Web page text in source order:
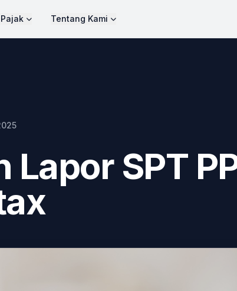
Tentang Kami
SPT